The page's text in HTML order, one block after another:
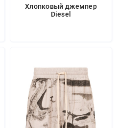
Хлопковый джемпер
Diesel